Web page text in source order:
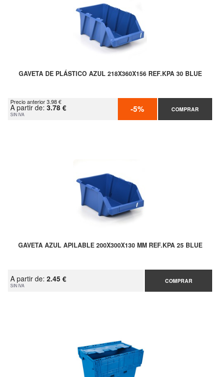
GAVETA DE PLÁSTICO AZUL 218X360X156 REF.KPA 30 BLUE
Precio anterior 3.98 €
A partir de: 3.78 €
SIN IVA -5% COMPRAR
GAVETA AZUL APILABLE 200X300X130 MM REF.KPA 25 BLUE
A partir de: 2.45 €
SIN IVA
COMPRAR